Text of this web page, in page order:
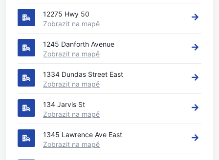
12275 Hwy 50
Zobrazit na mapě
1245 Danforth Avenue
Zobrazit na mapě
1334 Dundas Street East
Zobrazit na mapě
134 Jarvis St
Zobrazit na mapě
1345 Lawrence Ave East
Zobrazit na mapě